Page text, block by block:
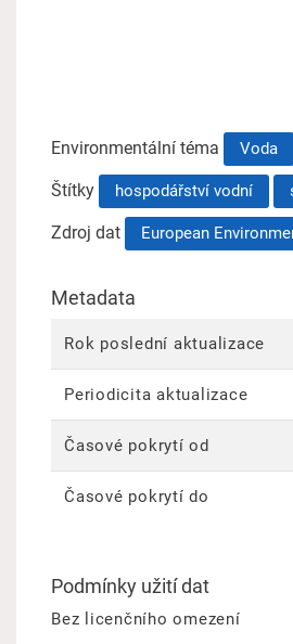
Environmentální téma Voda
Štítky hospodářství vodní
Zdroj dat European
Metadata
Rok poslední aktualizace
Periodicita aktualizace
Časové pokrytí od
Časové pokrytí do
Podmínky užití dat
Bez licenčního omezení